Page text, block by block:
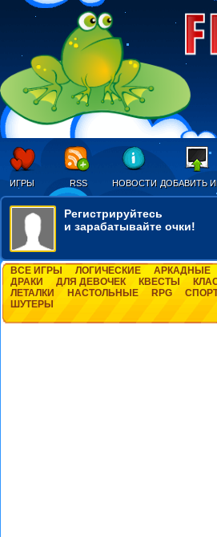
ИГРЫ RSS НОВОСТИ ДОБАВИТЬ
Регистрируйтесь
и зарабатывайте очки!
ВСЕ ИГРЫ ЛОГИЧЕСКИЕ АРКАДНЫЕ
ДРАКИ
ДЛЯ ДЕВОЧЕК КВЕСТЫ
ЛЕТАЛКИ
НАСТОЛЬНЫЕ RPG
ШУТЕРЫ